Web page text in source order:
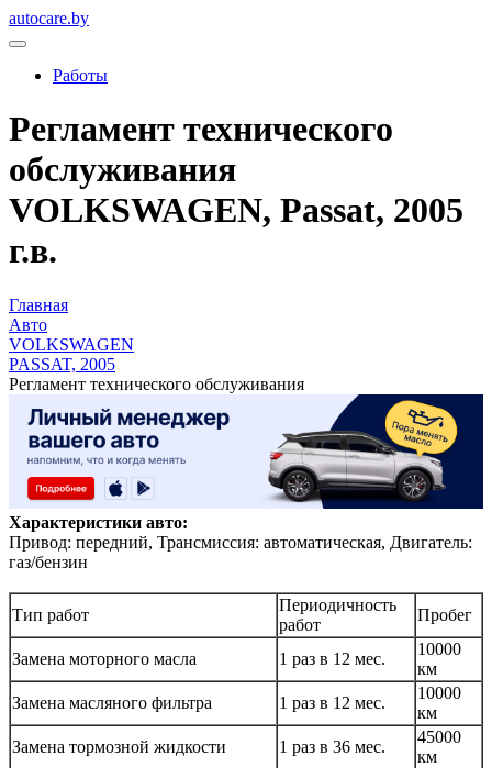
autocare.by
Работы
Регламент технического
обслуживания
VOLKSWAGEN, Passat, 2005
г.в.
Главная
Авто
VOLKSWAGEN
PASSAT, 2005
Регламент технического обслуживания
Характеристики авто:
Привод: передний, Трансмиссия: автоматическая, Двигатель:
газ/бензин
Тип работ
Периодичность
работ
Пробег
Замена моторного масла 1 раз в 12 мес.
10000
км
Замена масляного фильтра
1 раз в 12 мес.
10000
км
Замена тормозной жидкости
1 раз в 36 мес.
45000
км